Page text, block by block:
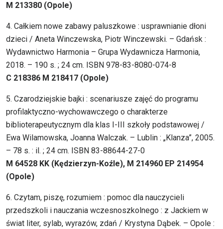
M 213380 (Opole)
4. Całkiem nowe zabawy paluszkowe : usprawnianie dłoni
dzieci / Aneta Winczewska, Piotr Winczewski. – Gdańsk :
Wydawnictwo Harmonia – Grupa Wydawnicza Harmonia,
2018. – 190 s. ; 24 cm. ISBN 978-83-8080-074-8
C 218386 M 218417 (Opole)
5. Czarodziejskie bajki : scenariusze zajęć do programu
profilaktyczno-wychowawczego o charakterze
biblioterapeutycznym dla klas I-III szkoły podstawowej /
Ewa Wilamowska, Joanna Walczak. – Lublin : „Klanza”, 2005.
– 78 s. : il. ; 24 cm. ISBN 83-88644-27-0
M 64528 KK (Kędzierzyn-Koźle), M 214960 EP 214954
(Opole)
6. Czytam, piszę, rozumiem : pomoc dla nauczycieli
przedszkoli i nauczania wczesnoszkolnego : z Jackiem w
świat liter, sylab, wyrazów, zdań / Krystyna Dąbek. – Opole :